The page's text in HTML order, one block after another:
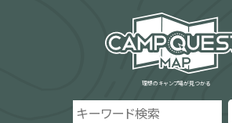
理想のキャンプ場が見つかる